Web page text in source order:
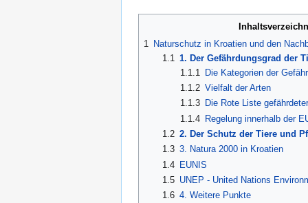
1
Naturschutz in Kroatien und den
1.1 1. Der Gefährdungsgrad der
1.1.1
Die Kategorien der
1.1.2 Vielfalt der Arten
1.1.3 Die Rote Liste
1.1.4 Regelung innerhalb der
1.2 2. Der Schutz der Tiere und
1.3 3. Natura 2000 in Kroatien
1.4 EUNIS
1.5 UNEP - United Nations
1.6 4. Weitere Punkte